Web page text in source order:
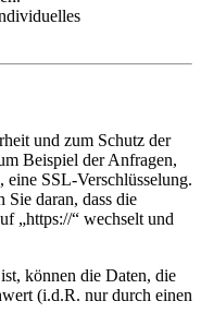
und zum Schutz der
Beispiel der Anfragen,
eine SSL-Verschlüsselung.
Sie daran, dass die
„https://“ wechselt und
können die Daten, die
(i.d.R. nur durch einen